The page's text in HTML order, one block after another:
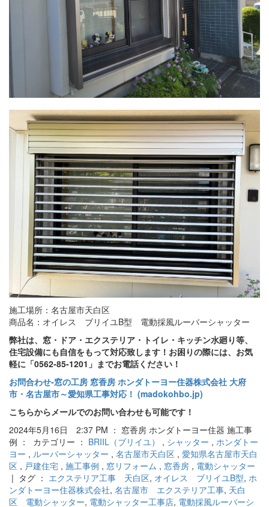
施工場所：名古屋市天白区
商品名：オイレス ブリイユB型 電動採風ルーバーシャッター
弊社は、窓・ドア・エクステリア・トイレ・キッチン水廻り等、
住宅設備にも自信をもって対応致します！お困りの際には、お気
軽に「0562-85-1201」までお電話ください！
お問合わせ‐窓の工房 窓香房 ホンダトーヨー住器株式会社 大府
市・名古屋市～愛知県工事対応！ (madokohbo.jp)
こちらからメールでのお問い合わせも可能です！
2024年5月16日 2:37 PM ： 窓香房 ホンダトーヨー住器 施工事
例 ： カテゴリー ： BRIIL（ブリイユ） , シャッター , ホンダトー
ヨー , ルーバーシャッター , 名古屋市天白区 , 愛知県名古屋市天白
区 , 戸建住宅 , 施工事例 , 窓リフォーム , 窓香房 , 電動シャッター
| タグ ： エクステリア工事 天白区, オイレス ブリイユB型, ホ
ンダトーヨー住器株式会社, 名古屋市 エクステリア工事, 天白
区 電動シャッター, 電動シャッター工事店, 電動採風ルーバーシ